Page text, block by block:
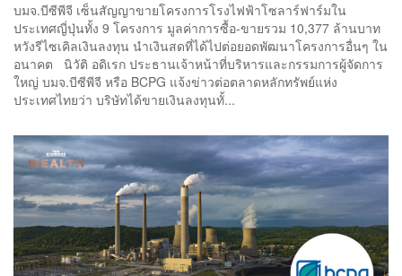
บมจ.บีซีพีจี เซ็นสัญญาขายโครงการโรงไฟฟ้าโซลาร์ฟาร์มใน
ประเทศญี่ปุ่นทั้ง 9 โครงการ มูลค่าการซื้อ-ขายรวม 10,377 ล้านบาท
หวังรีไซเคิลเงินลงทุน นำเงินสดที่ได้ไปต่อยอดพัฒนาโครงการอื่นๆ ใน
อนาคต นิวัติ อดิเรก ประธานเจ้าหน้าที่บริหารและกรรมการผู้จัดการ
ใหญ่ บมจ.บีซีพีจี หรือ BCPG แจ้งข่าวต่อตลาดหลักทรัพย์แห่ง
ประเทศไทยว่า บริษัทได้ขายเงินลงทุนทั้...